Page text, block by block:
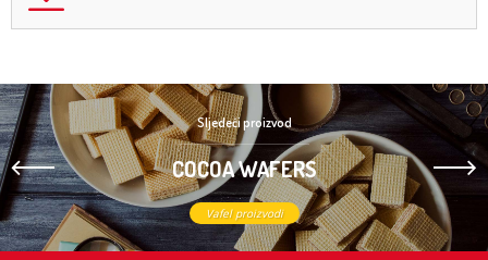
Sljedeći proizvod
COCOA WAFERS
Vafel proizvodi